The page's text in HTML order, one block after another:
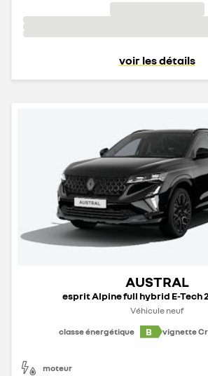
voir les détails
AUSTRAL
esprit Alpine full hybrid E-Tech
Véhicule neuf
classe énergétique
B vignette
moteur